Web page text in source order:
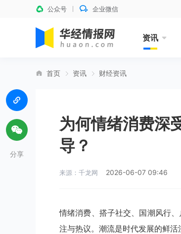
公众号 企业微信
资讯
首页 资讯 财经资讯
为何情绪消费深
导？
来源：千龙网 2026-06-07 09:46
情绪消费、搭子社交、国潮风行
注与热议。潮流是时代发展的鲜
分享